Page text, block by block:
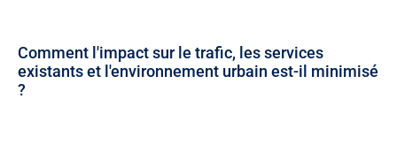
Comment l'impact sur le trafic, les services
existants et l'environnement urbain est-il minimisé
?